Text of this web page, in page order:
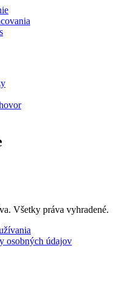
Všetky práva vyhradené.
osobných údajov